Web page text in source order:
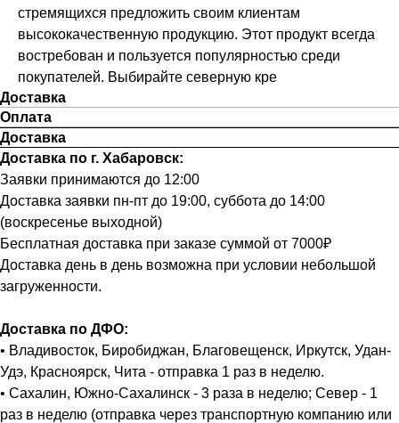
стремящихся предложить своим клиентам
высококачественную продукцию. Этот продукт всегда
востребован и пользуется популярностью среди
покупателей. Выбирайте северную кре
Доставка
Оплата
Доставка
Доставка по г. Хабаровск:
Заявки принимаются до 12:00
Доставка заявки пн-пт до 19:00, суббота до 14:00
(воскресенье выходной)
Бесплатная доставка при заказе суммой от 7000₽
Доставка день в день возможна при условии небольшой
загруженности.
Доставка по ДФО:
• Владивосток, Биробиджан, Благовещенск, Иркутск, Удан-
Удэ, Красноярск, Чита - отправка 1 раз в неделю.
• Сахалин, Южно-Сахалинск - 3 раза в неделю; Север - 1
раз в неделю (отправка через транспортную компанию или